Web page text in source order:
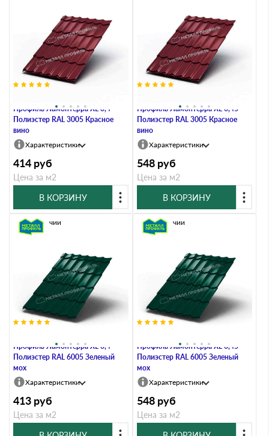
Профиль Ламонтерра XL 0,4
Полиэстер RAL 3005 Красное
вино
Характеристики
414 руб
Цена за м2
В КОРЗИНУ
Профиль Ламонтерра XL 0,45
Полиэстер RAL 3005 Красное
вино
Характеристики
548 руб
Цена за м2
В КОРЗИНУ
Профиль Ламонтерра XL 0,4
Полиэстер RAL 6005 Зеленый
мох
В наличии
Характеристики
413 руб
Цена за м2
Профиль Ламонтерра XL 0,45
Полиэстер RAL 6005 Зеленый
мох
В наличии
Характеристики
548 руб
Цена за м2